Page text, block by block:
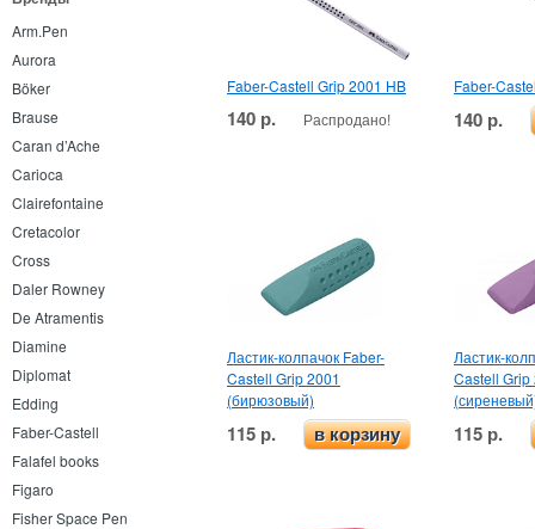
Arm.Pen
Aurora
Böker
Brause
Caran d’Ache
Carioca
Clairefontaine
Cretacolor
Cross
Daler Rowney
De Atramentis
Diamine
Diplomat
Edding
Faber-Castell
Falafel books
Figaro
Fisher Space Pen
Faber-Castell Grip 2001 HB
140 р. Распродано!
Faber-
140 р.
Ластик-колпачок Faber-
Castell Grip 2001
(бирюзовый)
115 р. в корзину
Ластик-
Castell Grip
115 р.